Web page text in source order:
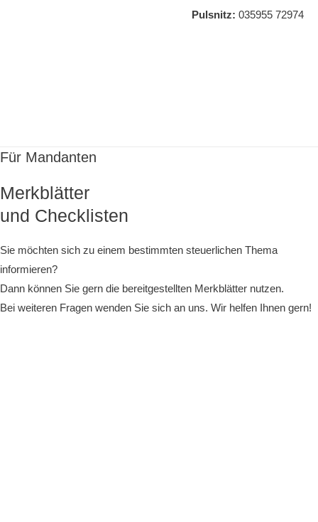
Pulsnitz: 035955 72974
Für Mandanten
Merkblätter
und Checklisten
Sie möchten sich zu einem bestimmten steuerlichen Thema
informieren?
Dann können Sie gern die bereitgestellten Merkblätter nutzen.
Bei weiteren Fragen wenden Sie sich an uns. Wir helfen Ihnen gern!